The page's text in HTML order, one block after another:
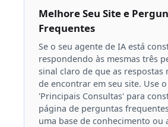
Melhore Seu Site e
Frequentes
Se o seu agente de IA está
respondendo às mesmas três
sinal claro de que as respostas
de encontrar em seu site. Use
'Principais Consultas' para
página de perguntas
uma base de conhecimento ou